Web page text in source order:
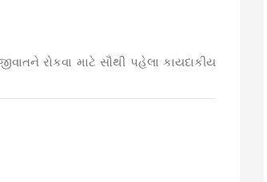
રોકવા માટે સૌથી પહેલા કાયદાકીય